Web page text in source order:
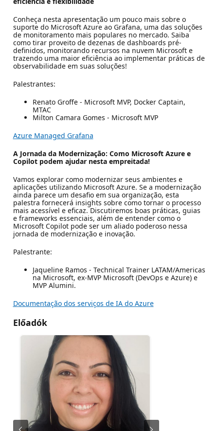
Conheça nesta apresentação um pouco mais sobre o
suporte do Microsoft Azure ao Grafana, uma das soluções
de monitoramento mais populares no mercado. Saiba
como tirar proveito de dezenas de dashboards pré-
definidos, monitorando recursos na nuvem Microsoft e
trazendo uma maior eficiência ao implementar práticas de
observabilidade em suas soluções!
Palestrantes:
Renato Groffe - Microsoft MVP, Docker Captain,
MTAC
Milton Camara Gomes - Microsoft MVP
Azure Managed Grafana
A Jornada da Modernização: Como Microsoft Azure e
Copilot podem ajudar nesta empreitada!
Vamos explorar como modernizar seus ambientes e
aplicações utilizando Microsoft Azure. Se a modernização
ainda parece um desafio em sua organização, esta
palestra fornecerá insights sobre como tornar o processo
mais acessível e eficaz. Discutiremos boas práticas, guias
e frameworks essenciais, além de entender como o
Microsoft Copilot pode ser um aliado poderoso nessa
jornada de modernização e inovação.
Palestrante:
Jaqueline Ramos - Technical Trainer LATAM/Americas
na Microsoft, ex-MVP Microsoft (DevOps e Azure) e
MVP Alumini.
Documentação dos serviços de IA do Azure
Előadók